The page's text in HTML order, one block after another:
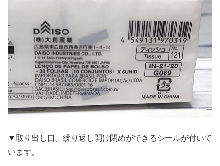
▼取り出し口。繰り返し開け閉めができるシールが付いて
います。